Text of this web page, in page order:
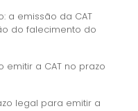
a emissão da CAT
do falecimento do
a CAT no prazo
legal para emitir a